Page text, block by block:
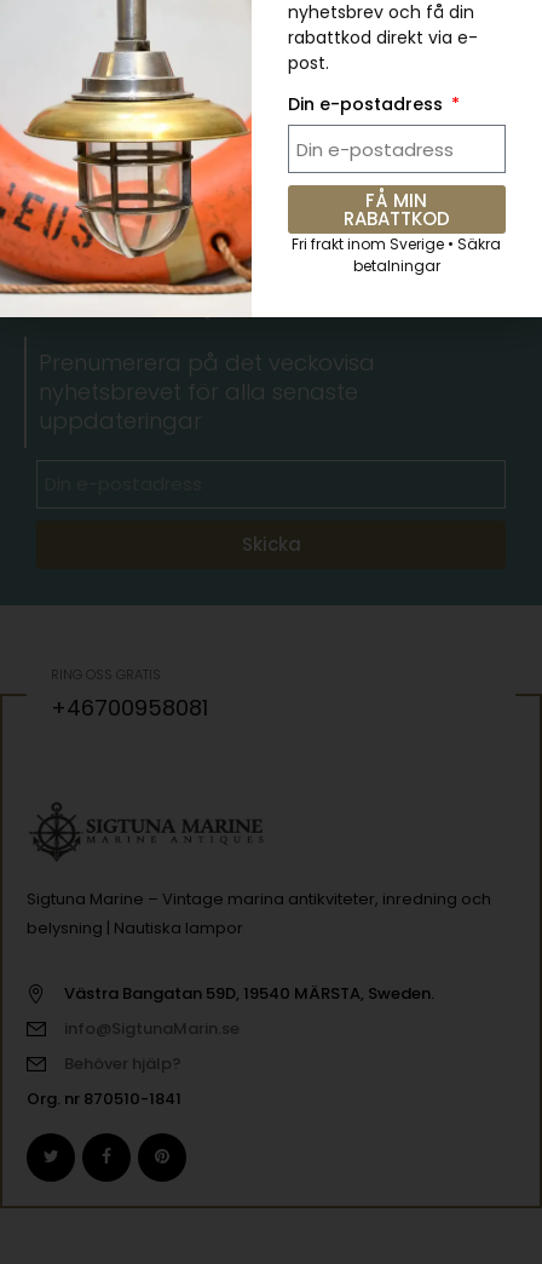
Dining Room
Furniture Living Room
5 % RABATT. Kupongkod:
QKWCM2KC
Prenumerera på det veckovisa
nyhetsbrevet för alla senaste
uppdateringar
Skicka
RING OSS GRATIS
+46700958081
Sigtuna Marine – Vintage marina antikviteter, inredning och
belysning | Nautiska lampor
Västra Bangatan 59D, 19540 MÄRSTA, Sweden.
info@SigtunaMarin.se
Behöver hjälp?
Org. nr 870510-1841
nyhetsbrev och få din
rabattkod direkt via e-
post.
Din e-postadress
FÅ MIN
RABATTKOD
Fri frakt inom Sverige • Säkra
betalningar